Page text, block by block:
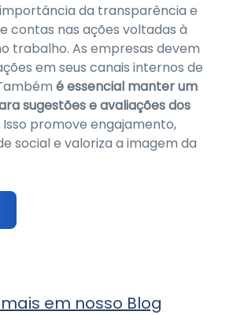
da transparência e
contas nas ações voltadas à
trabalho. As empresas devem
em seus canais internos de
é essencial manter um
sugestões e avaliações dos
Isso promove engajamento,
social e valoriza a imagem da
em nosso Blog